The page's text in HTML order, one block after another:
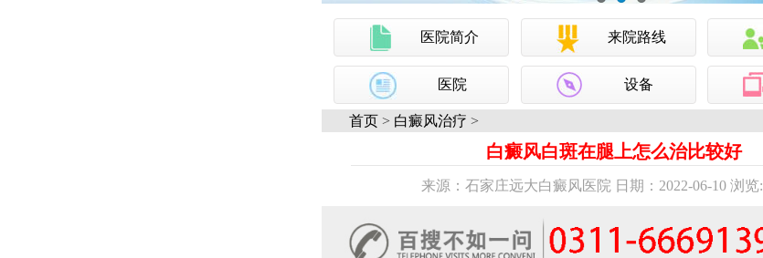
医院简介 来院路线
医院 设备
首页 > 白癜风治疗 >
白癜风白斑在腿上怎么治比较好
来源：石家庄远大白癜风医院 日期：2022-06-10 浏览: